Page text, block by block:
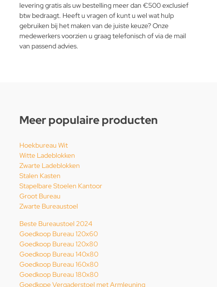
levering gratis als uw bestelling meer dan €500 exclusief
btw bedraagt. Heeft u vragen of kunt u wel wat hulp
gebruiken bij het maken van de juiste keuze? Onze
medewerkers voorzien u graag telefonisch of via de mail
van passend advies.
Meer populaire producten
Hoekbureau Wit
Witte Ladeblokken
Zwarte Ladeblokken
Stalen Kasten
Stapelbare Stoelen Kantoor
Groot Bureau
Zwarte Bureaustoel
Beste Bureaustoel 2024
Goedkoop Bureau 120x60
Goedkoop Bureau 120x80
Goedkoop Bureau 140x80
Goedkoop Bureau 160x80
Goedkoop Bureau 180x80
Goedkope Vergaderstoel met Armleuning